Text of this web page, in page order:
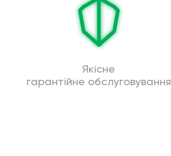
Якісне
гарантійне обслуговування